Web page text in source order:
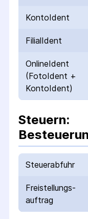
KontoIdent
FilialIdent
OnlineIdent
(FotoIdent +
KontoIdent)
Steuern:
Steuerabfuhr
Freistellungs­
auftrag